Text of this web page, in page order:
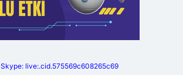
Skype: live:.cid.575569c608265c69